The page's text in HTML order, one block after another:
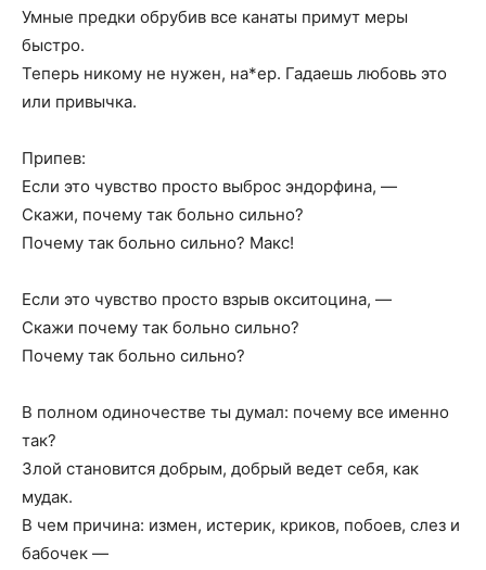
Умные предки обрубив все канаты примут меры
быстро.
Теперь никому не нужен, на*ер. Гадаешь любовь это
или привычка.
Припев:
Если это чувство просто выброс эндорфина, —
Скажи, почему так больно сильно?
Почему так больно сильно? Макс!
Если это чувство просто взрыв окситоцина, —
Скажи почему так больно сильно?
Почему так больно сильно?
В полном одиночестве ты думал: почему все именно
так?
Злой становится добрым, добрый ведет себя, как
мудак.
В чем причина: измен, истерик, криков, побоев, слез и
бабочек —